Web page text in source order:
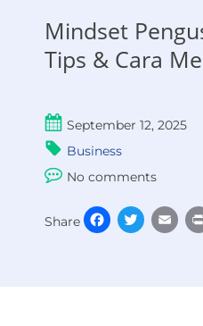
Mindset
Tips & Cara
September 12, 2025
Business
No comments
Share Facebook
Twitter